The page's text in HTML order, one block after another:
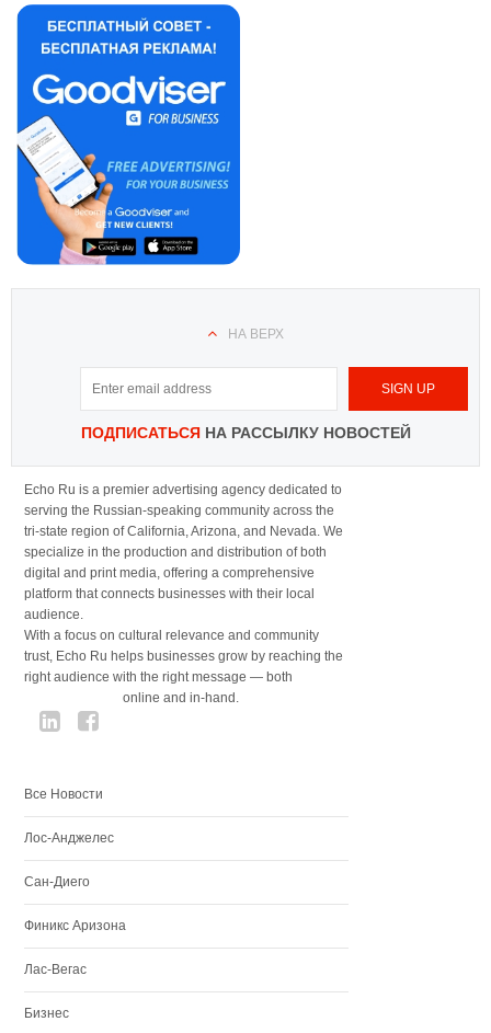
НА ВЕРХ
ПОДПИСАТЬСЯНА РАССЫЛКУ НОВОСТЕЙ
Echo Ru is a premier advertising agency dedicated to
serving the Russian-speaking community across the
tri-state region of California, Arizona, and Nevada. We
specialize in the production and distribution of both
digital and print media, offering a comprehensive
platform that connects businesses with their local
audience.
With a focus on cultural relevance and community
trust, Echo Ru helps businesses grow by reaching the
right audience with the right message — both
online and in-hand.
Все Новости
Лос-Анджелес
Сан-Диего
Финикс Аризона
Лас-Вегас
Бизнес